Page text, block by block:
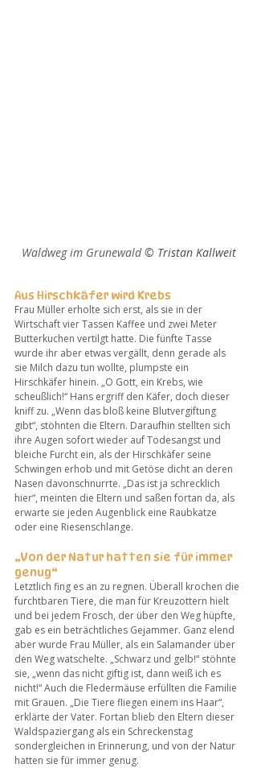
Waldweg im Grunewald © Tristan Kallweit
Aus Hirschkäfer wird Krebs
Frau Müller erholte sich erst, als sie in der
Wirtschaft vier Tassen Kaffee und zwei Meter
Butterkuchen vertilgt hatte. Die fünfte Tasse
wurde ihr aber etwas vergällt, denn gerade als
sie Milch dazu tun wollte, plumpste ein
Hirschkäfer hinein. „O Gott, ein Krebs, wie
scheußlich!“ Hans ergriff den Käfer, doch dieser
kniff zu. „Wenn das bloß keine Blutvergiftung
gibt“, stöhnten die Eltern. Daraufhin stellten sich
ihre Augen sofort wieder auf Todesangst und
bleiche Furcht ein, als der Hirschkäfer seine
Schwingen erhob und mit Getöse dicht an deren
Nasen davonschnurrte. „Das ist ja schrecklich
hier“, meinten die Eltern und saßen fortan da, als
erwarte sie jeden Augenblick eine Raubkatze
oder eine Riesenschlange.
„Von der Natur hatten sie für immer
genug“
Letztlich fing es an zu regnen. Überall krochen die
furchtbaren Tiere, die man für Kreuzottern hielt
und bei jedem Frosch, der über den Weg hüpfte,
gab es ein beträchtliches Gejammer. Ganz elend
aber wurde Frau Müller, als ein Salamander über
den Weg watschelte. „Schwarz und gelb!“ stöhnte
sie, „wenn das nicht giftig ist, dann weiß ich es
nicht!“ Auch die Fledermäuse erfüllten die Familie
mit Grauen. „Die Tiere fliegen einem ins Haar“,
erklärte der Vater. Fortan blieb den Eltern dieser
Waldspaziergang als ein Schreckenstag
sondergleichen in Erinnerung, und von der Natur
hatten sie für immer genug.